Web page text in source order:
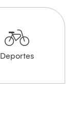
Deportes